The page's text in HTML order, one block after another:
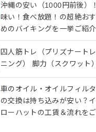
沖縄の安い（1000円前後）
味い！食べ放題！の超絶お
めのバイキングを一挙ご紹介
囚人筋トレ（プリズナート
ニング） 脚力（スクワット
車のオイル・オイルフィル
の交換は持ち込みが安い？
ローハットの工賃＆流れを